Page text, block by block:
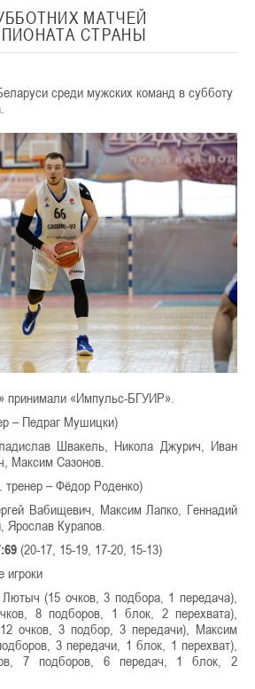
МАТЧЕЙ
СТРАНЫ
среди мужских команд в субботу
принимали «Импульс-БГУИР».
– Педраг Мушицки)
Швакель, Никола Джурич, Иван
Максим Сазонов.
тренер – Фёдор Роденко)
Вабищевич, Максим Лапко, Геннадий
Ярослав Курапов.
(20-17, 15-19, 17-20, 15-13)
игроки
(15 очков, 3 подбора, 1 передача),
8 подборов, 1 блок, 2 перехвата),
очков, 3 подбор, 3 передачи), Максим
3 передачи, 1 блок, 1 перехват),
7 подборов, 6 передач, 1 блок, 2